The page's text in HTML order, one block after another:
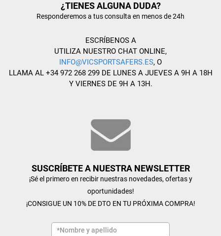
¿TIENES ALGUNA DUDA?
Responderemos a tus consulta en menos de 24h
ESCRÍBENOS A
UTILIZA NUESTRO CHAT ONLINE,
INFO@VICSPORTSAFERS.ES, O
LLAMA AL +34 972 268 299 DE LUNES A JUEVES A 9H A 18H
Y VIERNES DE 9H A 13H.
SUSCRÍBETE A NUESTRA NEWSLETTER
¡Sé el primero en recibir nuestras novedades, ofertas y
oportunidades!
¡CONSIGUE UN 10% DE DTO EN TU PRÓXIMA COMPRA!